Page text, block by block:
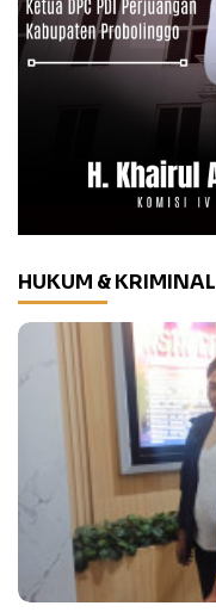
HUKUM & KRIMINAL